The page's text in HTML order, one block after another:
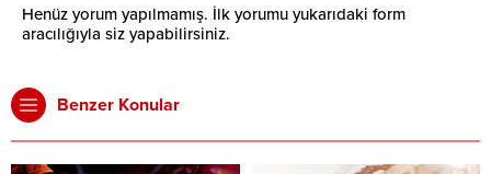
Henüz yorum yapılmamış. İlk yorumu yukarıdaki form
aracılığıyla siz yapabilirsiniz.
Benzer Konular